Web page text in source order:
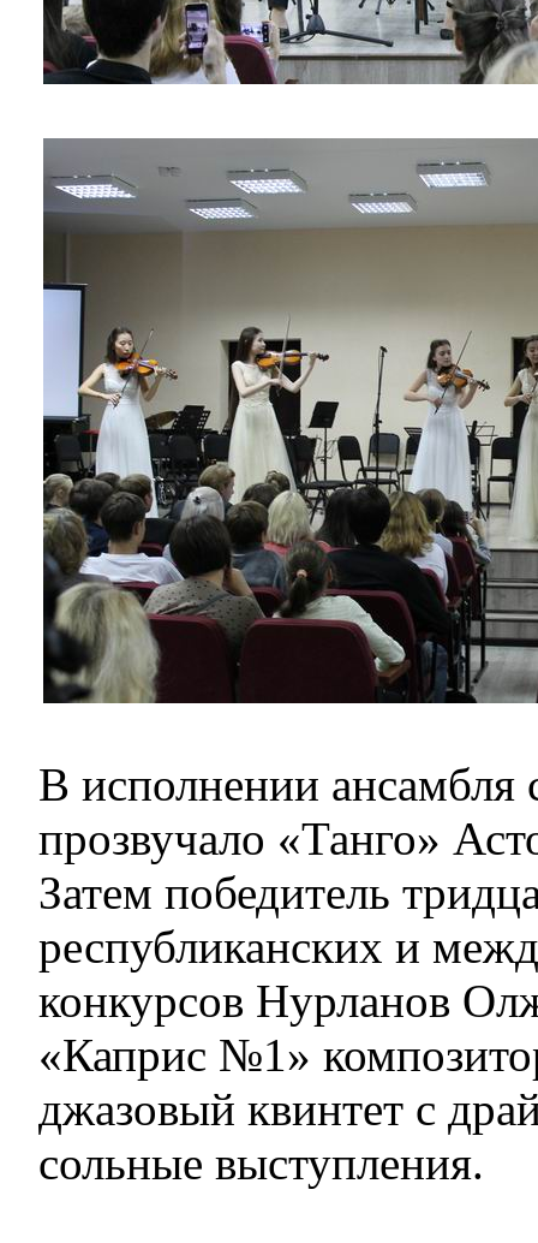
В исполнении ансамбля
прозвучало «Танго»
Затем победитель
республиканских и
конкурсов Нурланов
«Каприс №1»
джазовый квинтет с
сольные выступления.